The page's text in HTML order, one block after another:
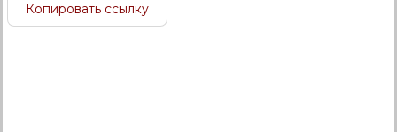
Копировать ссылку